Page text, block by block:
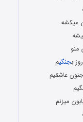
میکشه
بجنگیم
عاشقیم
میزنم